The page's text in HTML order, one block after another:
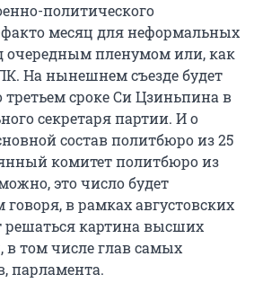
политического
факто месяц для неформальных
очередным пленумом или, как
На нынешнем съезде будет
третьем сроке Си Цзиньпина в
секретаря партии. И о
состав политбюро из 25
комитет политбюро из
это число будет
в рамках августовских
решаться картина высших
том числе глав самых
парламента.